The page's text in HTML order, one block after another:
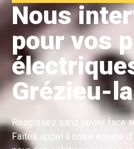
Nous
pour vos
Grézieu-
Réagissez sans tarder face
Faites appel à notre équipe